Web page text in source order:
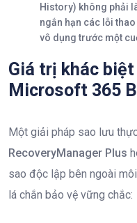
History) không phải
ngắn hạn các lỗi
vô dụng trước một
Giá trị khác
Microsoft 365
Một giải pháp sao lưu
RecoveryManager Plus
sao độc lập bên ngoài
lá chắn bảo vệ vững chắc: